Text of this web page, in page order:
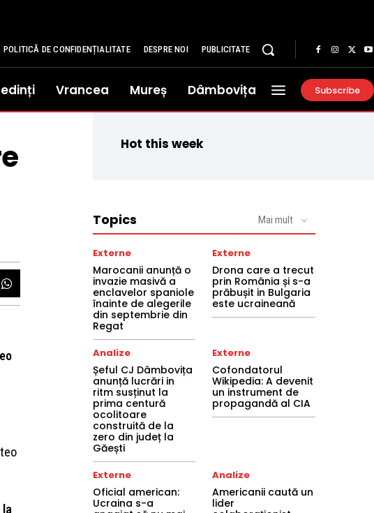
POLITICĂ DE CONFIDENȚIALITATE DESPRE NOI PUBLICITATE
Vrancea Mureș Dâmbovița Subscribe
la
Hot this week
Topics Mai mult
Externe
Marocanii anunță o
invazie masivă a
enclavelor spaniole
înainte de alegerile
din septembrie din
Regat
Externe
Drona care a trecut
prin România și s-a
prăbușit in Bulgaria
este ucraineană
Analize
Șeful CJ Dâmbovița
anunță lucrări in
ritm susținut la
prima centură
ocolitoare
construită de la
zero din județ la
Găești
Externe
Cofondatorul
Wikipedia: A devenit
un instrument de
propagandă al CIA
Externe
Oficial american:
Ucraina s-a
Analize
Americanii caută un
lider